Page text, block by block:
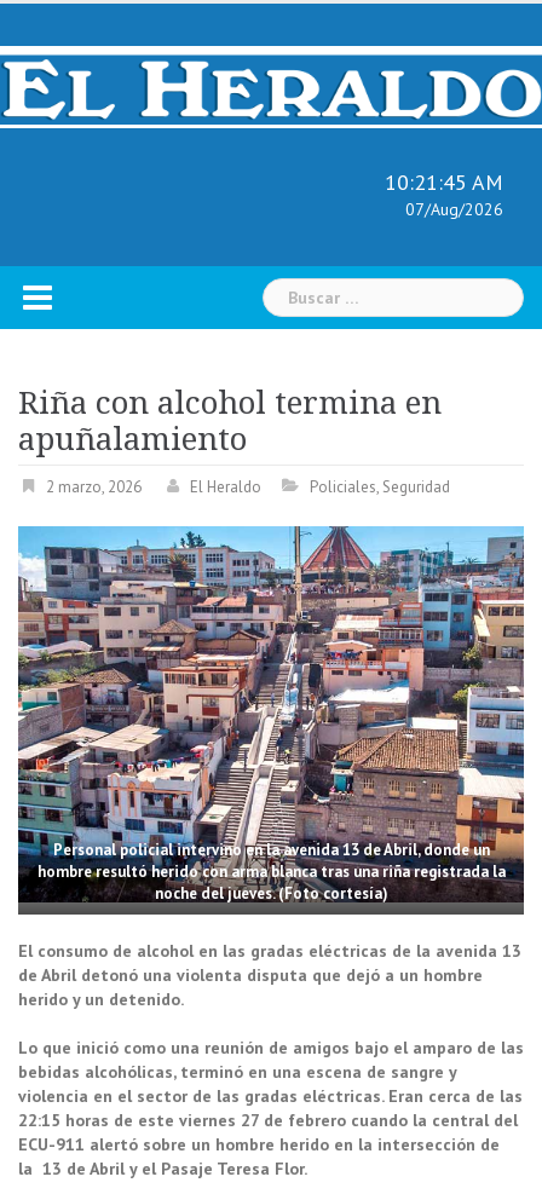
Skip
content
10:21:47 AM
07/Aug/2026
Buscar:
Riña con alcohol termina en
apuñalamiento
2 marzo, 2026 El Heraldo Policiales, Seguridad
Personal policial intervino en la avenida 13 de Abril, donde un
hombre resultó herido con arma blanca tras una riña registrada la
noche del jueves. (Foto cortesía)
El consumo de alcohol en las gradas eléctricas de la avenida 13
de Abril detonó una violenta disputa que dejó a un hombre
herido y un detenido.
Lo que inició como una reunión de amigos bajo el amparo de las
bebidas alcohólicas, terminó en una escena de sangre y
violencia en el sector de las gradas eléctricas. Eran cerca de las
22:15 horas de este viernes 27 de febrero cuando la central del
ECU-911 alertó sobre un hombre herido en la intersección de
la 13 de Abril y el Pasaje Teresa Flor.